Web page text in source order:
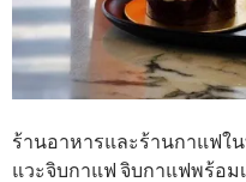
ร้านอาหารและร้านกาแฟใ
แวะจิบกาแฟ จิบกาแฟพร้อ